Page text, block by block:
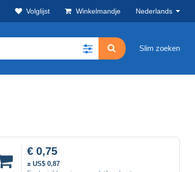
Volglijst Winkelmandje Nederlands
Slim zoeken
€ 0,75
± US$ 0,87